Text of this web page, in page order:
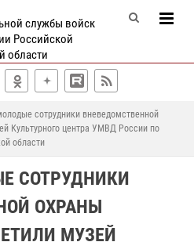
службы войск
Российской
области
сотрудники вневедомственной
Культурного центра УМВД России по
области
СОТРУДНИКИ
ОХРАНЫ
МУЗЕЙ